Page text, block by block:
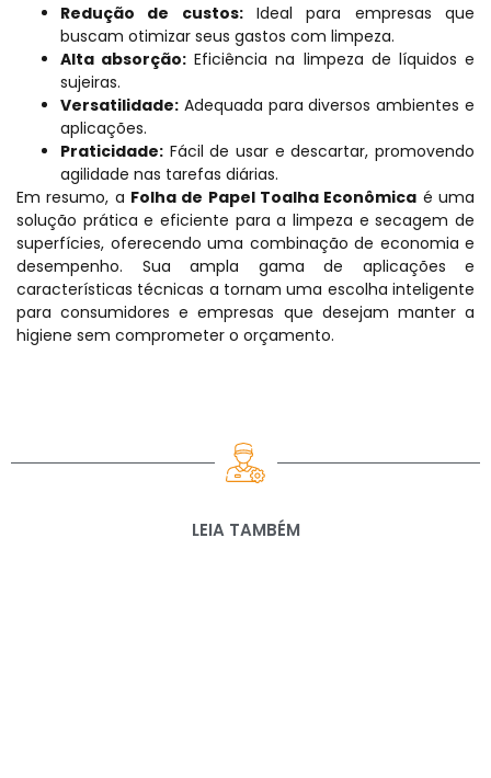
Redução de custos:Ideal para empresas que
buscam otimizar seus gastos com limpeza.
Alta absorção: Eficiência na limpeza de líquidos e
sujeiras.
Versatilidade: Adequada para diversos ambientes e
aplicações.
Praticidade: Fácil de usar e descartar, promovendo
agilidade nas tarefas diárias.
Em resumo, a Folha de Papel Toalha Econômica é uma
solução prática e eficiente para a limpeza esecagem de
superfícies, oferecendo uma combinação de economia e
desempenho. Sua ampla gama de aplicações e
características técnicas a tornam uma escolha inteligente
para consumidores e empresas que desejam manter a
higiene sem comprometer o orçamento.
LEIA TAMBÉM